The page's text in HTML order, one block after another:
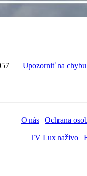
| Upozorniť na chybu
O nás | Ochrana
TV Lux naživo|